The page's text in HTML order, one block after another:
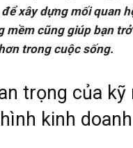
xây dựng mối quan
mềm cũng giúp bạn
trong cuộc sống.
trọng của
kinh doanh